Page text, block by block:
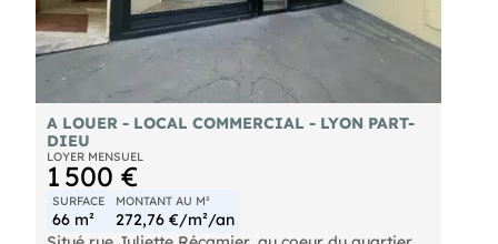
A LOUER - LOCAL COMMERCIAL - LYON PART-
DIEU
LOYER MENSUEL
1 500 €
SURFACE
66 m²
MONTANT AU M²
272,76 €/m²/an